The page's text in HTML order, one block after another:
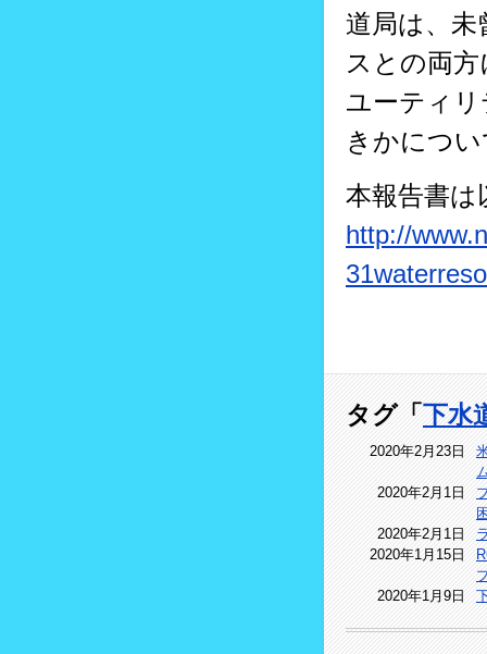
道局は、未
スとの両
ユーティ
きかにつ
本報告書は
http://
タグ「下水
2020年2月23日
2020年2月1日
2020年2月1日
2020年1月15日
2020年1月9日